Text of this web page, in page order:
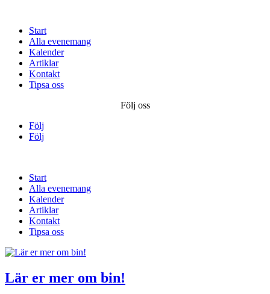
Start
Alla evenemang
Kalender
Artiklar
Kontakt
Tipsa oss
Följ oss
Följ
Följ
Start
Alla evenemang
Kalender
Artiklar
Kontakt
Tipsa oss
Lär er mer om bin!